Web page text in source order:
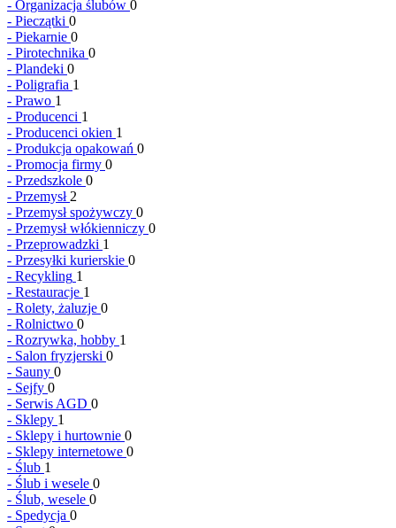
- Organizacja ślubów 0
- Pieczątki 0
- Piekarnie 0
- Pirotechnika 0
- Plandeki 0
- Poligrafia 1
- Prawo 1
- Producenci 1
- Producenci okien 1
- Produkcja opakowań 0
- Promocja firmy 0
- Przedszkole 0
- Przemysł 2
- Przemysł spożywczy 0
- Przemysł włókienniczy 0
- Przeprowadzki 1
- Przesyłki kurierskie 0
- Recykling 1
- Restauracje 1
- Rolety, żaluzje 0
- Rolnictwo 0
- Rozrywka, hobby 1
- Salon fryzjerski 0
- Sauny 0
- Sejfy 0
- Serwis AGD 0
- Sklepy 1
- Sklepy i hurtownie 0
- Sklepy internetowe 0
- Ślub 1
- Ślub i wesele 0
- Ślub, wesele 0
- Spedycja 0